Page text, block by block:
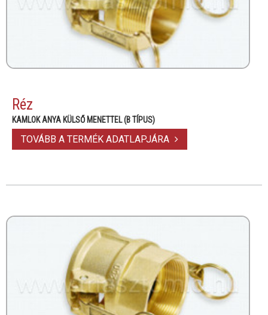
Réz
KAMLOK ANYA KÜLSŐ MENETTEL (B TÍPUS)
TOVÁBB A TERMÉK ADATLAPJÁRA